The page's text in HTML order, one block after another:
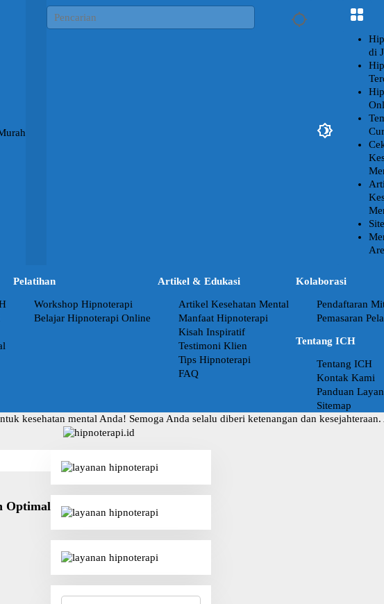
di
Pelatihan
Workshop Hipnoterapi
Belajar Hipnoterapi Online
Artikel & Edukasi
Artikel Kesehatan Mental
Manfaat Hipnoterapi
Kisah Inspiratif
Testimoni Klien
Tips Hipnoterapi
FAQ
Kolaborasi
Pendaftaran
Pemasaran
Tentang ICH
Tentang ICH
Kontak Kami
Panduan
Sitemap
kesehatan mental Anda! Semoga Anda selalu diberi ketenangan dan
Optimal